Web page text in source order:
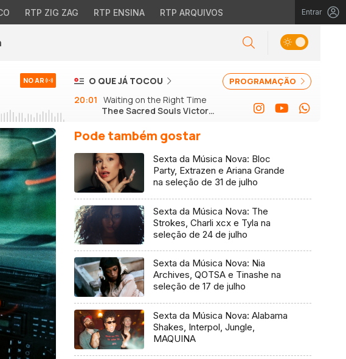
RTP ZIG ZAG RTP ENSINA RTP ARQUIVOS Entrar
NO AR PROGRAMAÇÃO
O QUE JÁ TOCOU
20:01 Waiting on the Right Time
Thee Sacred Souls Victor
Pode também gostar
Sexta da Música Nova: Bloc
Party, Extrazen e Ariana Grande
na seleção de 31 de julho
Sexta da Música Nova: The
Strokes, Charli xcx e Tyla na
seleção de 24 de julho
Sexta da Música Nova: Nia
Archives, QOTSA e Tinashe na
seleção de 17 de julho
Sexta da Música Nova: Alabama
Shakes, Interpol, Jungle,
MAQUINA